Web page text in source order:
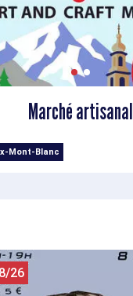
Marché artisanal
Mont-Blanc
26